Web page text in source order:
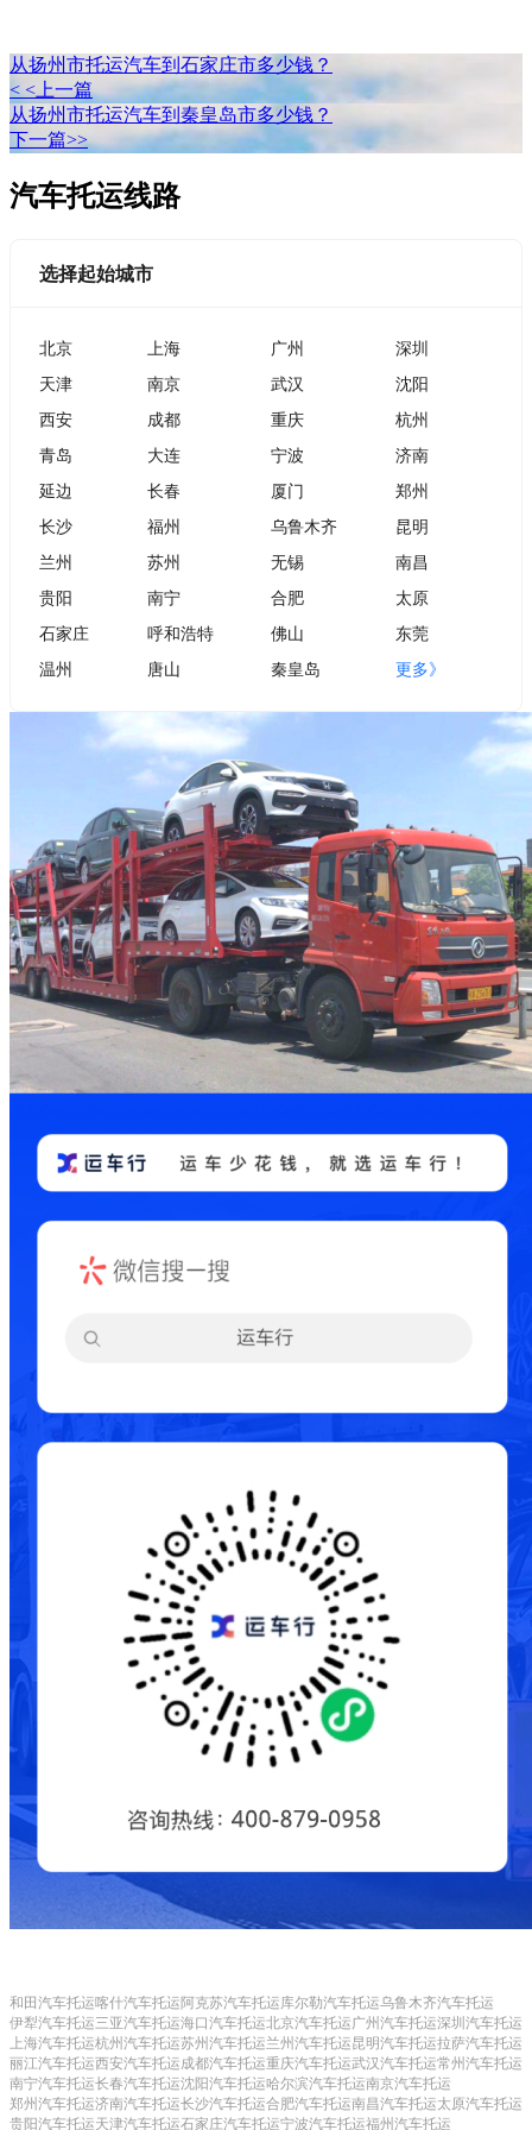
从扬州市托运汽车到石家庄市多少钱？
< <上一篇
从扬州市托运汽车到秦皇岛市多少钱？
下一篇>>
汽车托运线路
选择起始城市
北京 上海 广州
深圳
天津
南京 武汉
沈阳
西安
成都 重庆
杭州
青岛
大连 宁波
济南
延边
长春 厦门
郑州
长沙
福州 乌鲁木齐
昆明
兰州
苏州 无锡
南昌
贵阳
南宁 合肥
太原
石家庄
呼和浩特 佛山
东莞
温州
唐山 秦皇岛 更多》
和田汽车托运喀什汽车托运 阿克苏汽车托运库尔勒汽车托运乌鲁木齐汽车托运
伊犁汽车托运三亚汽车托运海口汽车托运北京汽车托运广州汽车托运深圳汽车托运
上海汽车托运杭州汽车托运苏州汽车托运兰州汽车托运昆明汽车托运拉萨汽车托运
丽江汽车托运西安汽车托运成都汽车托运重庆汽车托运武汉汽车托运常州汽车托运
南宁汽车托运长春汽车托运沈阳汽车托运哈尔滨汽车托运南京汽车托运
郑州汽车托运济南汽车托运长沙汽车托运合肥汽车托运南昌汽车托运太原汽车托运
贵阳汽车托运天津汽车托运石家庄汽车托运宁波汽车托运福州汽车托运